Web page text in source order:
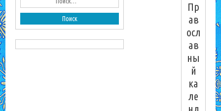
Пр
ав
осл
ав
ны
й
ка
ле